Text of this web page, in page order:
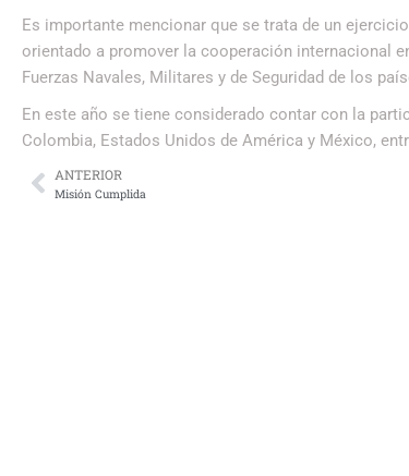
Es importante mencionar que se trata de un
orientado a promover la cooperación internacional
Fuerzas Navales, Militares y de Seguridad de los
En este año se tiene considerado contar con la
Colombia, Estados Unidos de América y México,
ANTERIOR
Misión Cumplida